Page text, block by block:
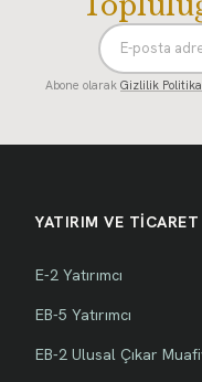
Abone olarak Gizlilik
YATIRIM VE TİCARET
E-2 Yatırımcı
EB-5 Yatırımcı
EB-2 Ulusal Çıkar